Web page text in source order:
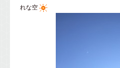
れな空